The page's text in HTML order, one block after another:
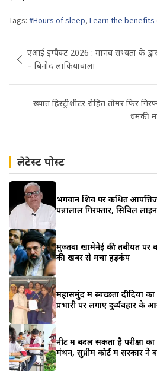
Tags: #Hours of sleep, Learn the
navigation
एआई इम्पैक्ट 2026 : मानव सभ्यता के
– बिनोद लाकियावाला
ख्यात हिस्ट्रीशीटर रोहित तोमर फिर
धमकी
लेटेस्ट पोस्ट
भगवान शिव पर कथित
पन्नालाल गिरफ्तार, सिविल
मुज्तबा खामेनेई की तबीयत पर
की खबर से मचा हड़कंप
महासमुंद में स्वच्छता दीदियों का
प्रभारी पर लगाए दुर्व्यवहार के
नीट में बदल सकता है परीक्षा
मंथन, सुप्रीम कोर्ट में सरकार ने